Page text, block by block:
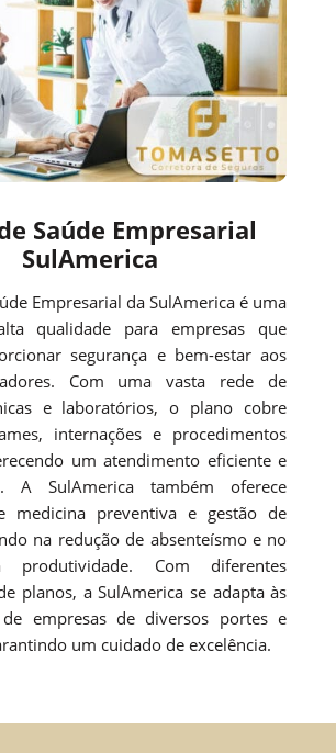
Saúde Empresarial
SulAmerica
Empresarial da SulAmerica é uma
qualidade para empresas que
segurança e bem-estar aos
Com uma vasta rede de
e laboratórios, o plano cobre
internações e procedimentos
um atendimento eficiente e
A SulAmerica também oferece
medicina preventiva e gestão de
na redução de absenteísmo e no
produtividade. Com diferentes
planos, a SulAmerica se adapta às
de empresas de diversos portes e
um cuidado de excelência.